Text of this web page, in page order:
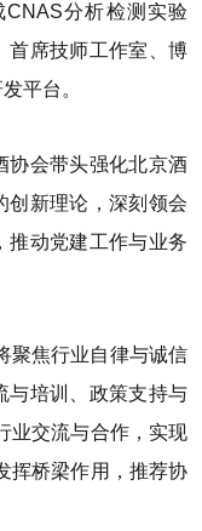
分析检测实验
首席技师工作室、博
平台。
协会带头强化北京酒
创新理论，深刻领会
推动党建工作与业务
聚焦行业自律与诚信
与培训、政策支持与
业交流与合作，实现
挥桥梁作用，推荐协